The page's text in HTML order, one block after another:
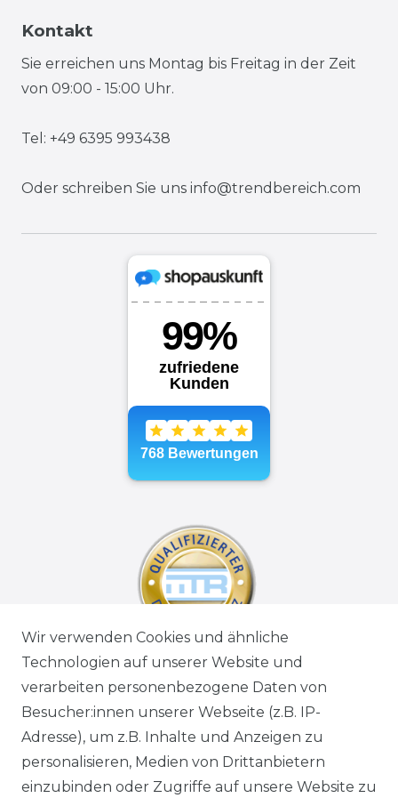
Kontakt
Sie erreichen uns Montag bis Freitag in der Zeit
von 09:00 - 15:00 Uhr.
Tel: +49 6395 993438
Oder schreiben Sie uns info@trendbereich.com
Wir verwenden Cookies und ähnliche
Technologien auf unserer Website und
verarbeiten personenbezogene Daten von
Besucher:innen unserer Webseite (z.B. IP-
Adresse), um z.B. Inhalte und Anzeigen zu
personalisieren, Medien von Drittanbietern
einzubinden oder Zugriffe auf unsere Website zu